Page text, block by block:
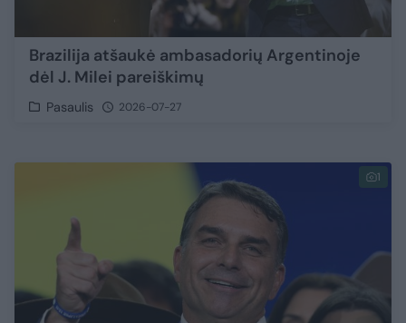
Brazilija atšaukė ambasadorių Argentinoje
dėl J. Milei pareiškimų
Pasaulis 2026-07-27
1